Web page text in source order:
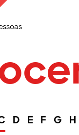
D E F G H